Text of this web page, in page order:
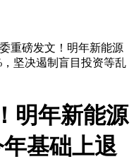
重磅发文！明年新能源
坚决遏制盲目投资等乱
明年新能源
基础上退